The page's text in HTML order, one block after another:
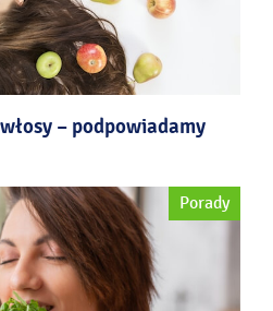
– podpowiadamy
Porady